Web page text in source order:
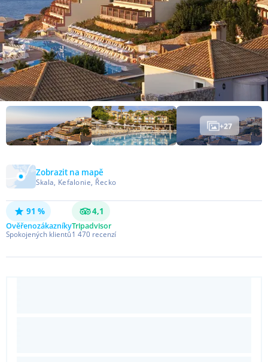
+27
Zobrazit na mapě
Skala, Kefalonie, Řecko
91 %
Ověřenozákazníky
Spokojených klientů
4,1
Tripadvisor
1 470 recenzí